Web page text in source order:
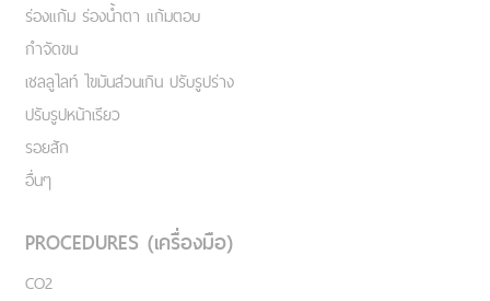
ร่องแก้ม ร่องน้ำตา แก้มตอบ
กำจัดขน
เชลลูไลท์ ไขมันส่วนเกิน ปรับรูปร่าง
ปรับรูปหน้าเรียว
รอยสัก
อื่นๆ
PROCEDURES (เครื่องมือ)
CO2